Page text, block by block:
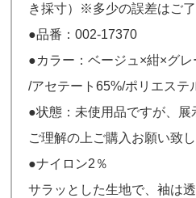
き採寸）※多少の誤差はご了
●品番：002-17370
●カラー：ベージュ×紺×グレ
/アセテート65%/ポリエステ
●状態：未使用品ですが、展
ご理解の上ご購入お願い致し
●ナイロン2％
サラッとした生地で、袖は